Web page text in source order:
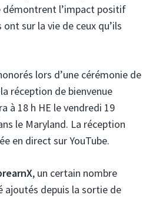
démontrent l’impact positif
sur la vie de ceux qu’ils
lors d’une cérémonie de
réception de bienvenue
à 18 h HE le vendredi 19
le Maryland. La réception
en direct sur YouTube.
, un certain nombre
ajoutés depuis la sortie de